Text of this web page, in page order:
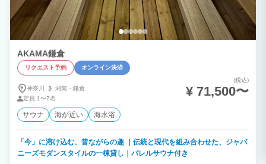
消臭費として50,000円を請求します。 11. 設備・備品の取り扱いと破損 館内設備
（スマートロック、Webカメラ、Wi-Fi、冷蔵庫等）の設定変更や電源切断は禁止で
す。 入室時に備品等の破損を見つけた場合はチェックインから3時間以内にメッセー
ジで写真と共にご連絡ください。 それ以降はゲストの過失とみなし実費を請求しま
す。 12. 駐車場（無料3台） 車両は必ず指定スペース内へ建物に寄せて駐車してく
ださい（周辺道路への駐車厳禁）。 駐車場内での事故・盗難について当施設は一切
の責任を負いません。 13. 現地決済について ピザやサウナハット等の利用は、現地
QRコードからその都度ご精算ください。 ルール違反による追加清掃費や時間外滞在
費は、清掃スタッフが現場を確認した段階で、現地にてクレジットカードまたは
PayPayで即時お支払いいただきます。 14. キャンセルポリシーと免責事項 ゲスト
都合（天候、交通機関の遅延、予定変更等）による返金はできません。 直前キャン
セルのリスクに備えたい方は、事前に「旅行キャンセル保険」へのご加入をおすすめい
たします。 清掃不備による返金要望は、チェックインから1時間以内に証拠写真と共
にメッセージをいただいた場合のみ対応します。 自然環境に伴う虫の発生、予期せ
安全管理とその他の注意事項 館内（階段・サウナ周辺等）での怪我や事故、アレル
ギー発症、お客様の遺失物について、ホストは一切の責任を負いません。 野生動物
への餌やりは禁止です。 無断での商用撮影は違約金として100,000円を請求しま
AKAMA鎌倉
リクエスト予約 オンライン決済
神奈川 湘南・ 鎌倉
定員 1〜7名
(税込)
¥ 71,500〜
サウナ 海が近い 海水浴
「今」に溶け込む、昔ながらの趣 ｜伝統と現代を組み合わせた、ジャパ
ニーズモダンスタイルの一棟貸し｜バレルサウナ付き